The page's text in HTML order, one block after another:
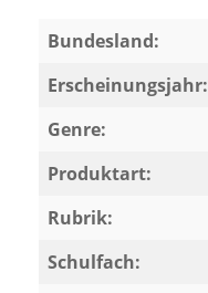
Bundesland:
Erscheinungsjahr:
Genre:
Produktart:
Rubrik:
Schulfach: